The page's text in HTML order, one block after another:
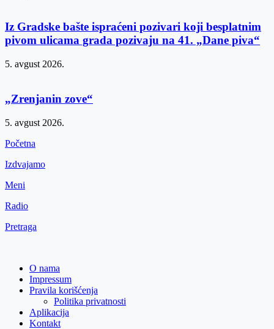
Iz Gradske bašte ispraćeni pozivari koji besplatnim
pivom ulicama grada pozivaju na 41. „Dane piva“
5. avgust 2026.
„Zrenjanin zove“
5. avgust 2026.
Početna
Izdvajamo
Meni
Radio
Pretraga
O nama
Impressum
Pravila korišćenja
Politika privatnosti
Aplikacija
Kontakt